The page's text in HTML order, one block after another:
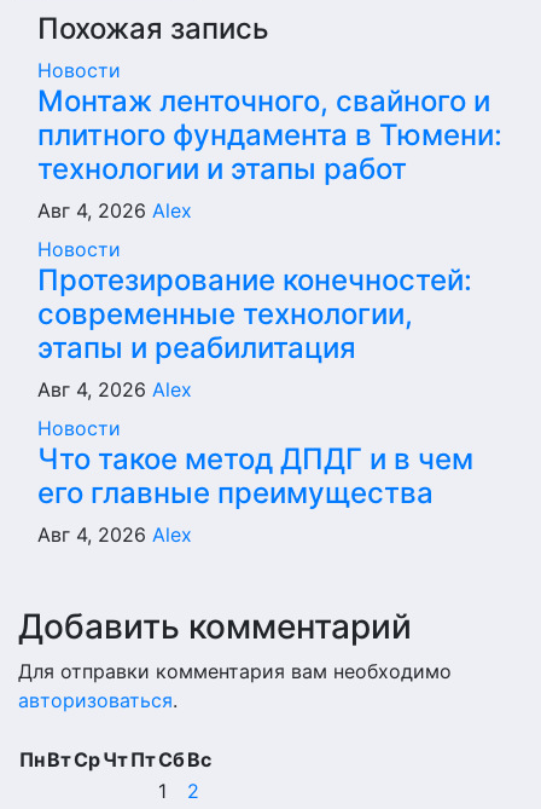
Похожая запись
Новости
Монтаж ленточного, свайного и
плитного фундамента в Тюмени:
технологии и этапы работ
Авг 4, 2026 Alex
Новости
Протезирование конечностей:
современные технологии,
этапы и реабилитация
Авг 4, 2026 Alex
Новости
Что такое метод ДПДГ и в чем
его главные преимущества
Авг 4, 2026 Alex
Добавить комментарий
Для отправки комментария вам необходимо
авторизоваться.
ПнВтСрЧтПтСбВс
1
2